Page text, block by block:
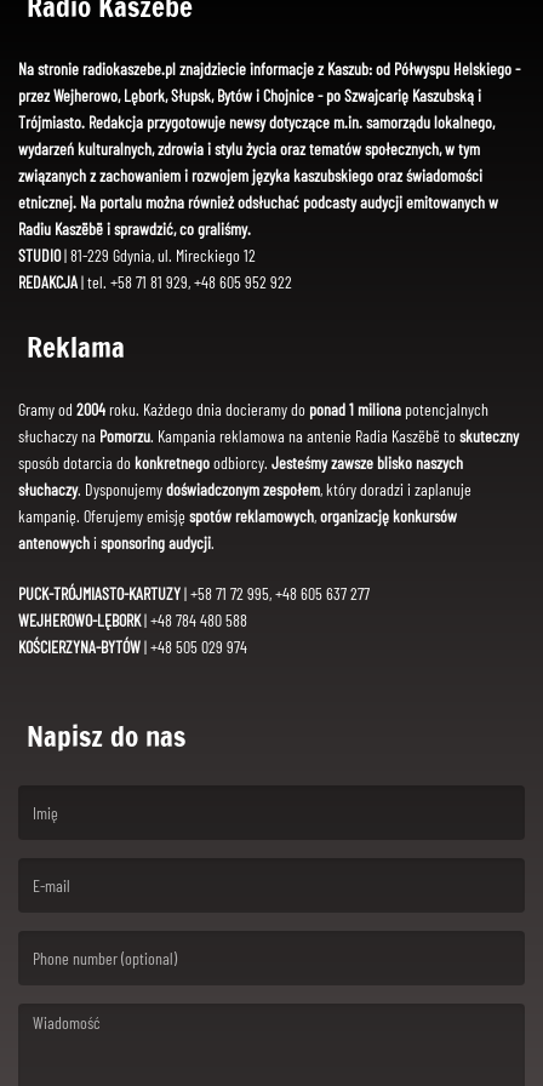
Na stronie radiokaszebe.pl znajdziecie informacje z Kaszub: od Półwyspu Helskiego -
przez Wejherowo, Lębork, Słupsk, Bytów i Chojnice - po Szwajcarię Kaszubską i
Trójmiasto. Redakcja przygotowuje newsy dotyczące m.in. samorządu lokalnego,
wydarzeń kulturalnych, zdrowia i stylu życia oraz tematów społecznych, w tym
związanych z zachowaniem i rozwojem języka kaszubskiego oraz świadomości
etnicznej. Na portalu można również odsłuchać podcasty audycji emitowanych w
Radiu Kaszëbë i sprawdzić, co graliśmy.
STUDIO| 81-229 Gdynia, ul. Mireckiego 12
REDAKCJA| tel. +58 71 81 929, +48 605 952 922
Reklama
Gramy od 2004roku. Każdego dnia docieramy do ponad 1 miliona potencjalnych
słuchaczy na Pomorzu. Kampania reklamowa na antenie Radia Kaszëbë toskuteczny
sposób dotarcia dokonkretnegoodbiorcy. Jesteśmy zawsze blisko naszych
słuchaczy. Dysponujemydoświadczonym zespołem, który doradzi i zaplanuje
kampanię. Oferujemy emisję spotów reklamowych,organizację konkursów
antenowychi sponsoring audycji.
PUCK-TRÓJMIASTO-KARTUZY| +58 71 72 995, +48 605 637 277
WEJHEROWO-LĘBORK| +48 784 480 588
KOŚCIERZYNA-BYTÓW| +48 505 029 974
Napisz do nas